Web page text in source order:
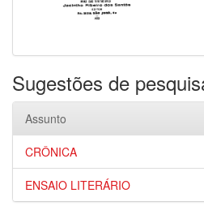
Sugestões de
Assunto
CRÔNICA
ENSAIO LITERÁRIO